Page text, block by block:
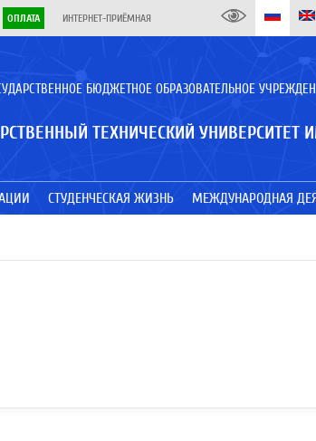
ОПЛАТА ИНТЕРНЕТ-ПРИЁМНАЯ
БЮДЖЕТНОЕ ОБРАЗОВАТЕЛЬНОЕ
ТЕХНИЧЕСКИЙ
СТУДЕНЧЕСКАЯ ЖИЗНЬ МЕЖДУНАРОДНАЯ